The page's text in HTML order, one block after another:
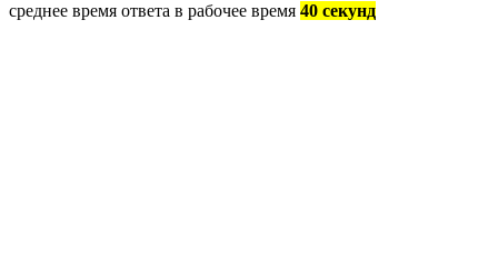
среднее время ответа в рабочее время 40 секунд